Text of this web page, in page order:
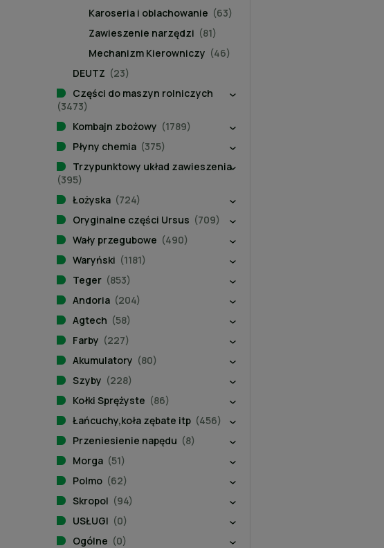
Karoseria i oblachowanie (63)
Zawieszenie narzędzi (81)
Mechanizm Kierowniczy (46)
DEUTZ (23)
Części do maszyn rolniczych
(3473)
Kombajn zbożowy (1789)
Płyny chemia (375)
Trzypunktowy układ zawieszenia
(395)
Łożyska (724)
Oryginalne części Ursus (709)
Wały przegubowe (490)
Waryński (1181)
Teger (853)
Andoria (204)
Agtech (58)
Farby (227)
Akumulatory (80)
Szyby (228)
Kołki Sprężyste (86)
Łańcuchy,koła zębate itp (456)
Przeniesienie napędu (8)
Morga (51)
Polmo (62)
Skropol (94)
USŁUGI (0)
Ogólne (0)